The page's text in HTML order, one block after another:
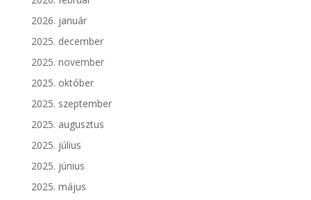
2026. január
2025. december
2025. november
2025. október
2025. szeptember
2025. augusztus
2025. július
2025. június
2025. május